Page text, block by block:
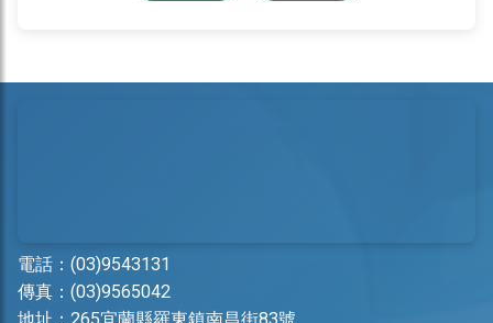
電話： (03)9543131
傳真：(03)9565042